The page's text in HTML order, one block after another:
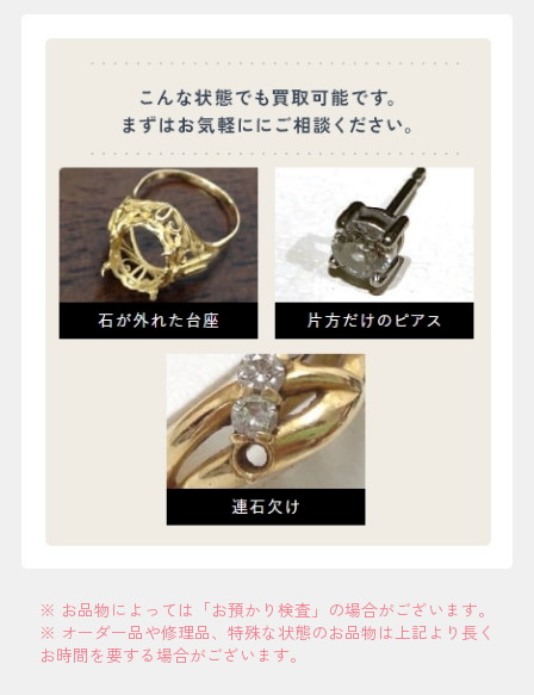
※ お品物によっては「お預かり検査」の場合がございます。
※ オーダー品や修理品、特殊な状態のお品物は上記より長く
お時間を要する場合がございます。